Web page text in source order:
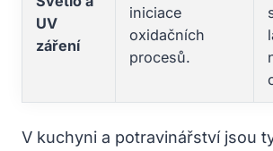
UV
záření
iniciace
oxidačních
procesů.
V kuchyni a potravinářství jsou